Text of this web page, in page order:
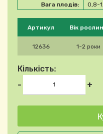
Будь ласка,
Артикул Вік
12636 1-2 роки
Кількість:
-
+
Вага плодів:
0,8-